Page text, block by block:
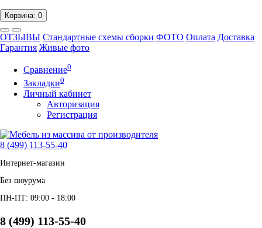
Корзина: 0
ОТЗЫВЫ Стандартные схемы сборки ФОТО Оплата Доставка
Гарантия Живые фото
Сравнение0
Закладки0
Личный кабинет
Авторизация
Регистрация
8 (499) 113-55-40
Интернет-магазин
Без шоурума
ПН-ПТ: 09:00 - 18:00
8 (499) 113-55-40